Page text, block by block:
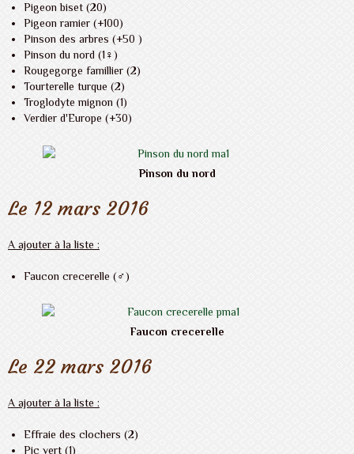
Pigeon biset (20)
Pigeon ramier (+100)
Pinson des arbres (+50 )
Pinson du nord (1♀)
Rougegorge famillier (2)
Tourterelle turque (2)
Troglodyte mignon (1)
Verdier d'Europe (+30)
Pinson du nord
Le 12 mars 2016
A ajouter à la liste :
Faucon crecerelle (♂)
Faucon crecerelle
Le 22 mars 2016
A ajouter à la liste :
Effraie des clochers (2)
Pic vert (1)